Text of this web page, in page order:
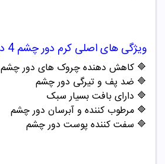
ویژگی های اصلی کرم دور چشم 4 در 1 اریکه
🔷 کاهش دهنده چروک های دور چشم
🔷 ضد پف و تیرگی دور چشم
🔷 دارای بافت بسیار سبک
🔷 مرطوب کننده و آبرسان دور چشم
🔷 سفت کننده پوست دور چشم